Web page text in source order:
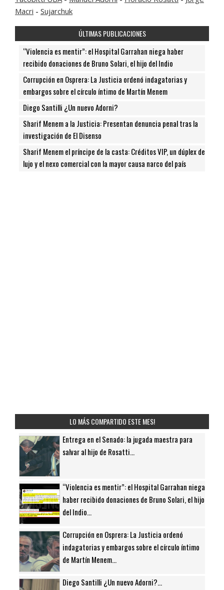
Macri - Sujarchuk
ÚLTIMAS PUBLICACIONES
“Violencia es mentir”: el Hospital Garrahan niega haber
recibido donaciones de Bruno Solari, el hijo del Indio
Corrupción en Osprera: La Justicia ordenó indagatorias y
embargos sobre el círculo íntimo de Martín Menem
Diego Santilli ¿Un nuevo Adorni?
Sharif Menem a la Justicia: Presentan denuncia penal tras la
investigación de El Disenso
Sharif Menem el príncipe de la casta: Créditos VIP, un dúplex de
lujo y el nexo comercial con la mayor causa narco del país
LO MÁS COMPARTIDO ESTE MES!
Entrega en el Senado: la jugada maestra para
salvar al hijo de Rosatti...
“Violencia es mentir”: el Hospital Garrahan niega
haber recibido donaciones de Bruno Solari, el hijo
del Indio...
Corrupción en Osprera: La Justicia ordenó
indagatorias y embargos sobre el círculo íntimo
de Martín Menem...
Diego Santilli ¿Un nuevo Adorni?...